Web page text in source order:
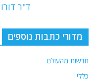
ד"ר דורון
מדורי כתבות נוספים
חדשות מהעולם
כללי